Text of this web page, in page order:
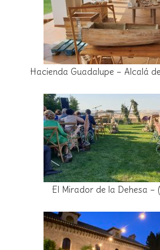
Hacienda Guadalupe – Alcalá
El Mirador de la Dehesa –